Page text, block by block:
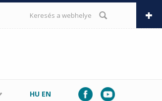
KERESÉS ŰRLAP
HU EN